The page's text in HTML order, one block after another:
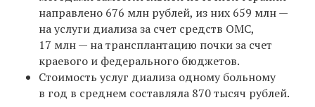
направлено 676 млн рублей, из них 659 млн —
на услуги диализа за счет средств ОМС,
17 млн — на трансплантацию почки за счет
краевого и федерального бюджетов.
Стоимость услуг диализа одному больному
в год в среднем составляла 870 тысяч рублей.